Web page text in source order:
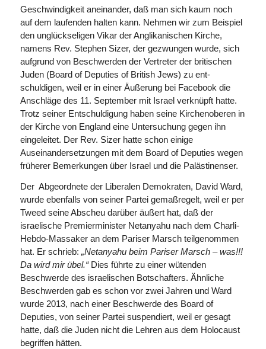
Geschwindigkeit aneinander, daß man sich kaum noch
auf dem laufenden halten kann. Nehmen wir zum Beispiel
den unglückseligen Vikar der Anglikanischen Kirche,
namens Rev. Stephen Sizer, der gezwungen wurde, sich
aufgrund von Beschwerden der Vertreter der britischen
Juden (Board of Deputies of British Jews) zu ent­
schuldigen, weil er in einer Äußerung bei Facebook die
Anschläge des 11. September mit Israel verknüpft hatte.
Trotz seiner Entschuldigung haben seine Kirchenoberen in
der Kirche von England eine Untersuchung gegen ihn
eingeleitet. Der Rev. Sizer hatte schon einige
Auseinandersetzungen mit dem Board of Deputies wegen
früherer Bemerkungen über Israel und die Palästinenser.
Der Abgeordnete der Liberalen Demokraten, David Ward,
wurde ebenfalls von seiner Partei gemaß­regelt, weil er per
Tweed seine Abscheu darüber äußert hat, daß der
israelische Premierminister Netanyahu nach dem Charli-
Hebdo-Massaker an dem Pariser Marsch teilgenommen
hat. Er schrieb: „Netanyahu beim Pariser Marsch – was!!!
Da wird mir übel.“Dies führte zu einer wütenden
Beschwerde des israelischen Botschafters. Ähnliche
Beschwerden gab es schon vor zwei Jahren und Ward
wurde 2013, nach einer Beschwerde des Board of
Deputies, von seiner Partei suspendiert, weil er gesagt
hatte, daß die Juden nicht die Lehren aus dem Holocaust
begriffen hätten.